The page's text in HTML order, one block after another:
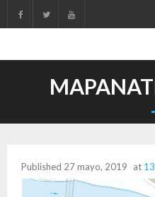
to
Published 27 mayo, 2019 at